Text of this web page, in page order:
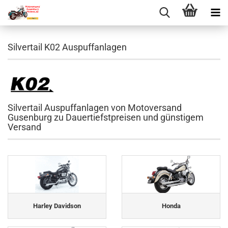
Silvertail K02 Auspuffanlagen
Silvertail Auspuffanlagen von Motoversand
Gusenburg zu Dauertiefstpreisen und günstigem
Versand
Harley Davidson Honda